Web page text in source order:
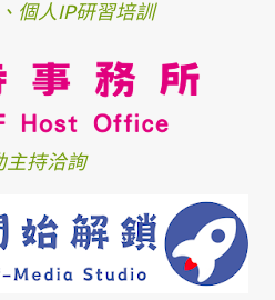
個人IP研習培訓
主持洽詢